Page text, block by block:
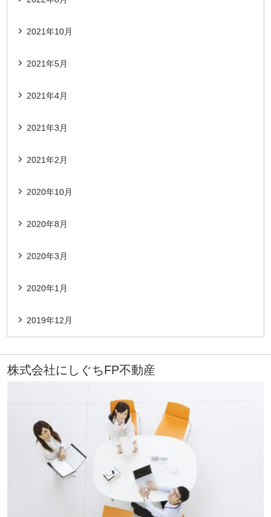
2021年10月
2021年5月
2021年4月
2021年3月
2021年2月
2020年10月
2020年8月
2020年3月
2020年1月
2019年12月
株式会社にしぐちFP不動産